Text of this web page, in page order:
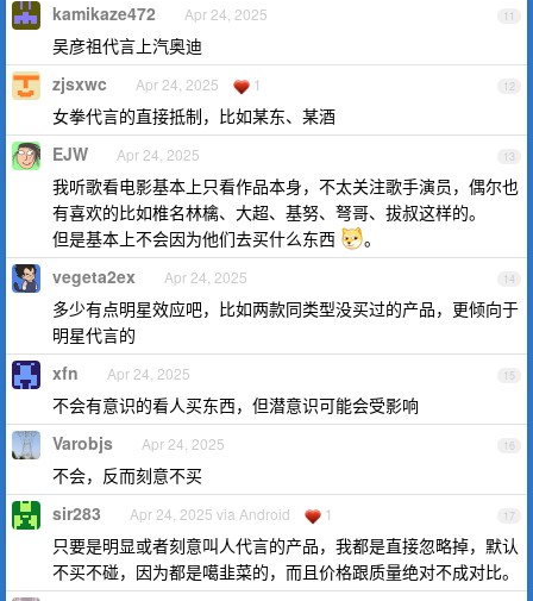
11
kamikaze472 Apr 24, 2025
吴彦祖代言上汽奥迪
12
zjsxwc Apr 24, 2025 1
女拳代言的直接抵制，比如某东、某酒
13
EJW Apr 24, 2025
我听歌看电影基本上只看作品本身，不太关注歌手演员，偶尔也
有喜欢的比如椎名林檎、大超、基努、弩哥、拔叔这样的。
但是基本上不会因为他们去买什么东西
。
14
vegeta2ex Apr 24, 2025
多少有点明星效应吧，比如两款同类型没买过的产品，更倾向于
明星代言的
15
xfn Apr 24, 2025
不会有意识的看人买东西，但潜意识可能会受影响
16
Varobjs Apr 24, 2025
不会，反而刻意不买
17
sir283 Apr 24, 2025 via Android 1
只要是明显或者刻意叫人代言的产品，我都是直接忽略掉，默认
不买不碰，因为都是噶韭菜的，而且价格跟质量绝对不成对比。